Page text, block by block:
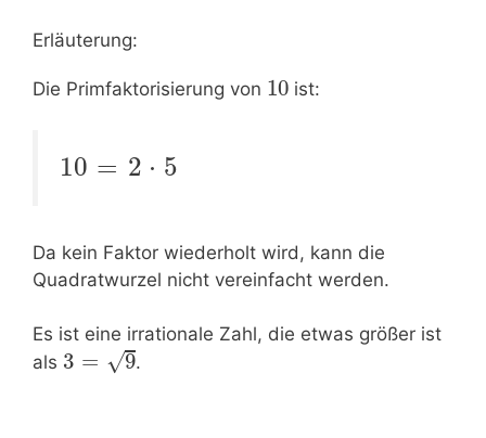
Erläuterung:
Die Primfaktorisierung von 10 ist:
10 = 2 ⋅ 5
Da kein Faktor wiederholt wird, kann die
Quadratwurzel nicht vereinfacht werden.
Es ist eine irrationale Zahl, die etwas größer ist
als 3 = √9.